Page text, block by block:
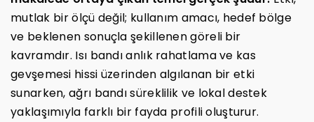
mutlak bir ölçü değil; kullanım amacı, hedef bölge
ve beklenen sonuçla şekillenen göreli bir
kavramdır. Isı bandı anlık rahatlama ve kas
gevşemesi hissi üzerinden algılanan bir etki
sunarken, ağrı bandı süreklilik ve lokal destek
yaklaşımıyla farklı bir fayda profili oluşturur.